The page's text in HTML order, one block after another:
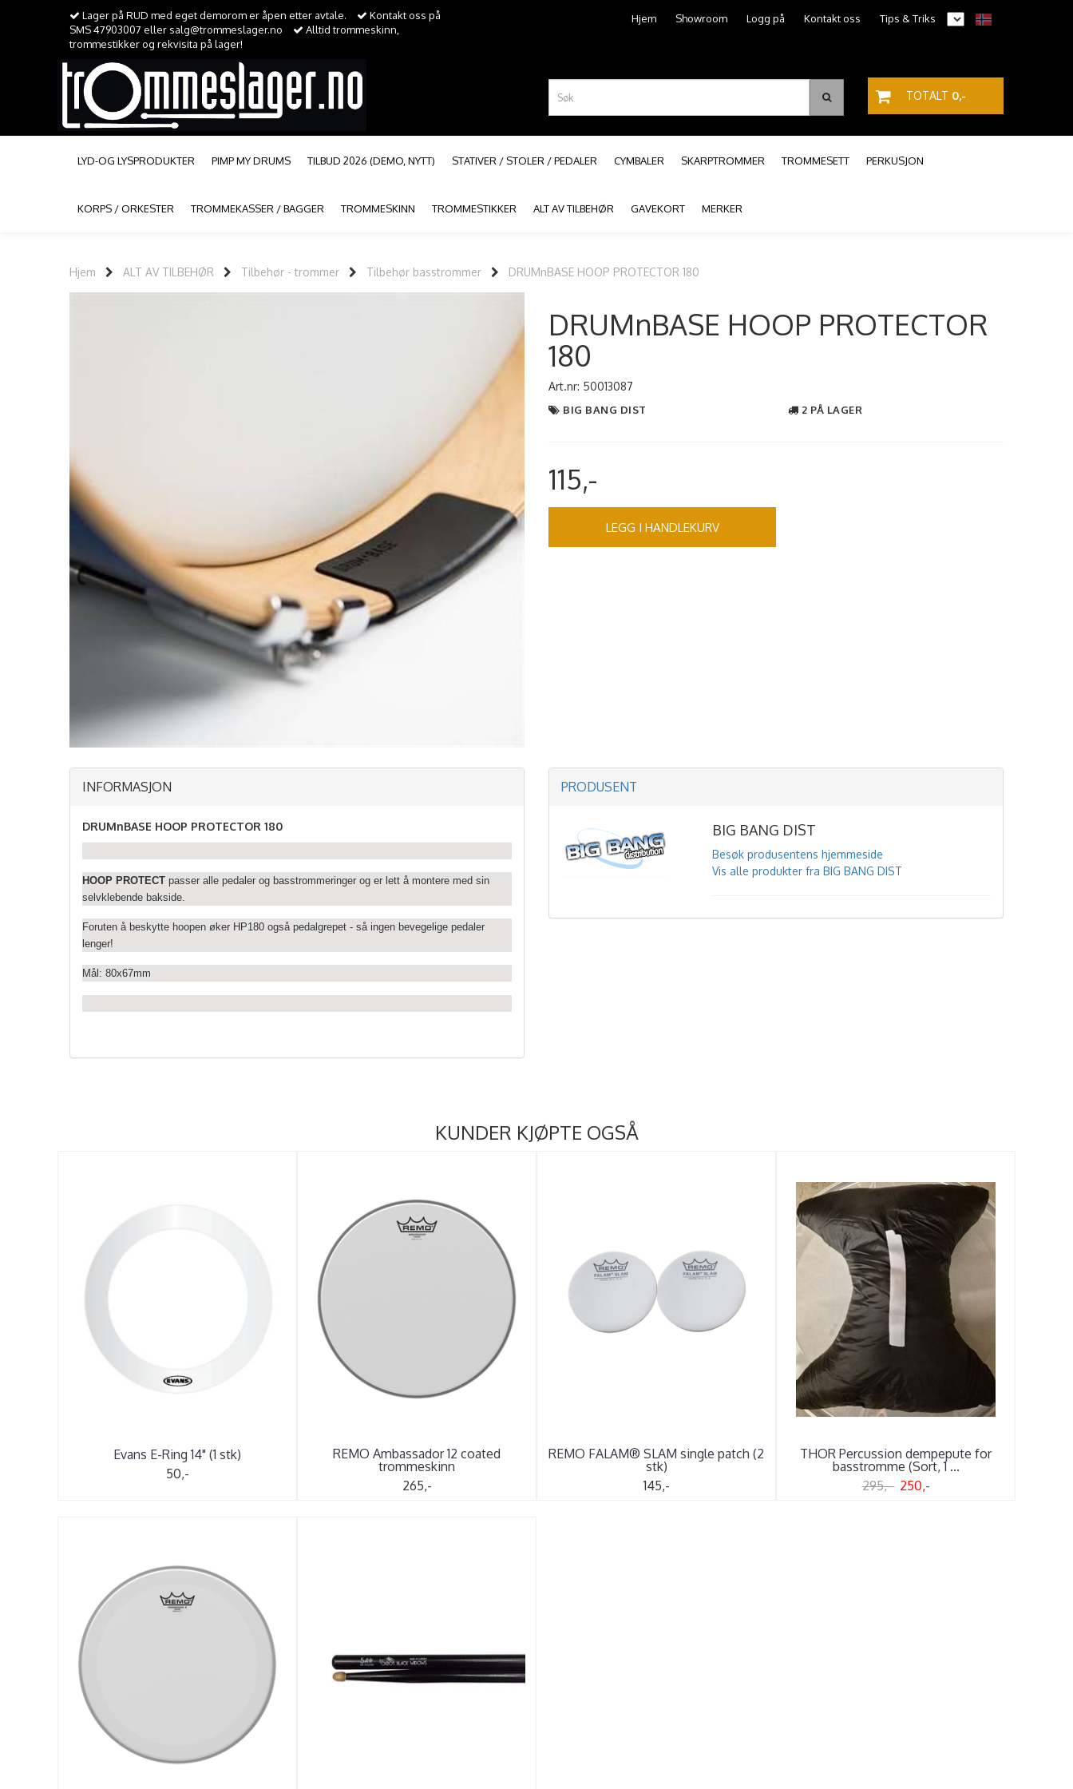
Lager på RUD med eget demorom er åpen etter avtale.
Kontakt oss på
SMS 47903007 eller salg@trommeslager.no
Alltid trommeskinn,
trommestikker og rekvisita på lager!
Hjem Showroom Logg på Kontakt oss Tips & Triks
TOTALT 0,-
LYD-OG LYSPRODUKTER PIMP MY DRUMS TILBUD 2026 (DEMO, NYTT) STATIVER / STOLER / PEDALER CYMBALER SKARPTROMMER TROMMESETT PERKUSJON
KORPS / ORKESTER TROMMEKASSER / BAGGER TROMMESKINN TROMMESTIKKER ALT AV TILBEHØR GAVEKORT MERKER
Hjem ALT AV TILBEHØR Tilbehør - trommer Tilbehør basstrommer DRUMnBASE HOOP PROTECTOR 180
DRUMnBASE HOOP PROTECTOR
180
Art.nr: 50013087
BIG BANG DIST 2 PÅ LAGER
115,-
LEGG I HANDLEKURV
INFORMASJON
DRUMnBASE HOOP PROTECTOR 180
HOOP PROTECT passer alle pedaler og basstrommeringer og er lett å montere med sin
selvklebende bakside.
Foruten å beskytte hoopen øker HP180 også pedalgrepet - så ingen bevegelige pedaler
lenger!
Mål: 80x67mm
PRODUSENT
BIG BANG DIST
Besøk produsentens hjemmeside
Vis alle produkter fra BIG BANG DIST
KUNDER KJØPTE OGSÅ
Evans E-Ring 14" (1 stk)
50,-
REMO Ambassador 12 coated
trommeskinn
265,-
REMO FALAM® SLAM single patch (2
stk)
145,-
THOR Percussion dempepute for
basstromme (Sort, 1 ...
295,- 250,-